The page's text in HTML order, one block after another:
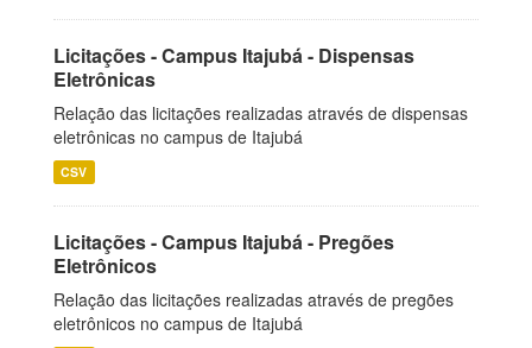
Licitações - Campus Itajubá - Dispensas
Eletrônicas
Relação das licitações realizadas através de dispensas
eletrônicas no campus de Itajubá
CSV
Licitações - Campus Itajubá - Pregões
Eletrônicos
Relação das licitações realizadas através de pregões
eletrônicos no campus de Itajubá